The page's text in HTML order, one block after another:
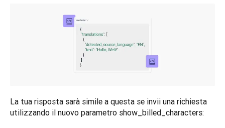
La tua risposta sarà simile a questa se invii una richiesta
utilizzando il nuovo parametro show_billed_characters: